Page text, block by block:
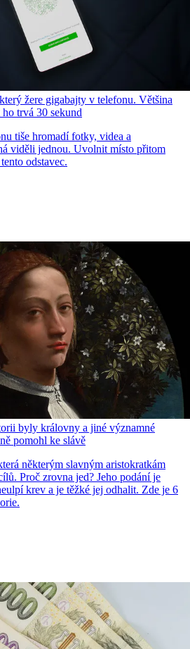
žere gigabajty v telefonu. Většina
trvá 30 sekund
tiše hromadí fotky, videa a
viděli jednou. Uvolnit místo přitom
odstavec.
byly královny a jiné významné
pomohl ke slávě
některým slavným aristokratkám
Proč zrovna jed? Jeho podání je
krev a je těžké jej odhalit. Zde je 6